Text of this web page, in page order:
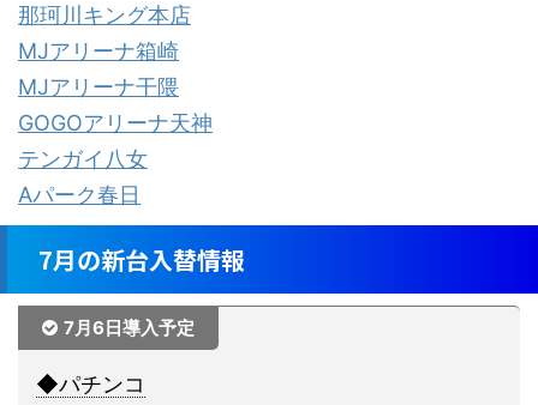
那珂川キング本店
MJアリーナ箱崎
MJアリーナ干隈
GOGOアリーナ天神
テンガイ八女
Aパーク春日
7月の新台入替情報
7月6日導入予定
◆パチンコ